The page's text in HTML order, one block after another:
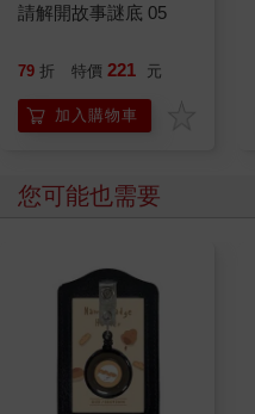
請解開故事謎底 05
79 折 特價 221 元
加入購物車
您可能也需要